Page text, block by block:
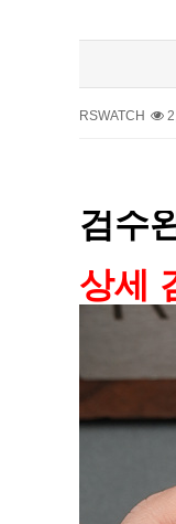
RSWATCH
본문
검수
상세